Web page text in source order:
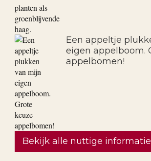
Een appeltje
eigen appelboom.
appelbomen!
Bekijk alle nuttige informatie